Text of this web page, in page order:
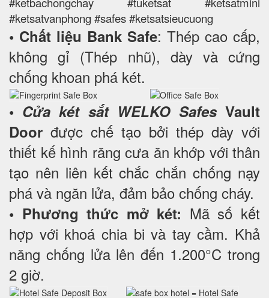
#ketsatvanphong #safes #ketsatsieucuong
• Chất liệu Bank Safe: Thép cao cấp,
không gỉ (Thép nhũ), dày và cứng
chống khoan phá két.
• Cửa két sắt WELKO SafesVault
Door được chế tạo bởi thép dày với
thiết kế hình răng cưa ăn khớp với thân
tạo nên liên kết chắc chắn chống nạy
phá và ngăn lửa, đảm bảo chống cháy.
• Phương thức mở két: Mã số kết
hợp với khoá chia bi và tay cầm. Khả
năng chống lửa lên đến 1.200°C trong
2 giờ.